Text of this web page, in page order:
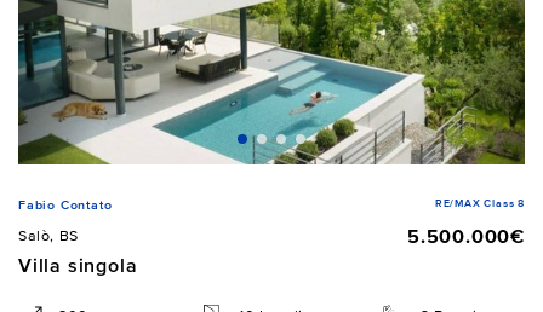
Fabio Contato RE/MAX Class 8
Salò, BS
5.500.000€
Villa singola